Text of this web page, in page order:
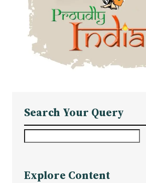
Search Your Query
r
Explore Content